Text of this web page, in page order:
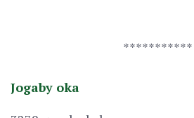
***********
Jogaby oka